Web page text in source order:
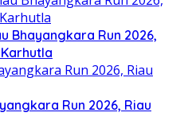
Bhayangkara Run 2026,
Run 2026, Riau